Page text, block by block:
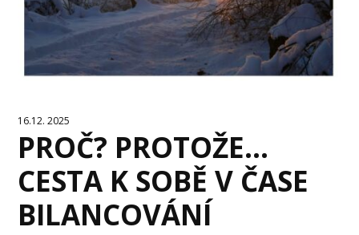
16.12. 2025
PROČ? PROTOŽE…
CESTA K SOBĚ V ČASE
BILANCOVÁNÍ